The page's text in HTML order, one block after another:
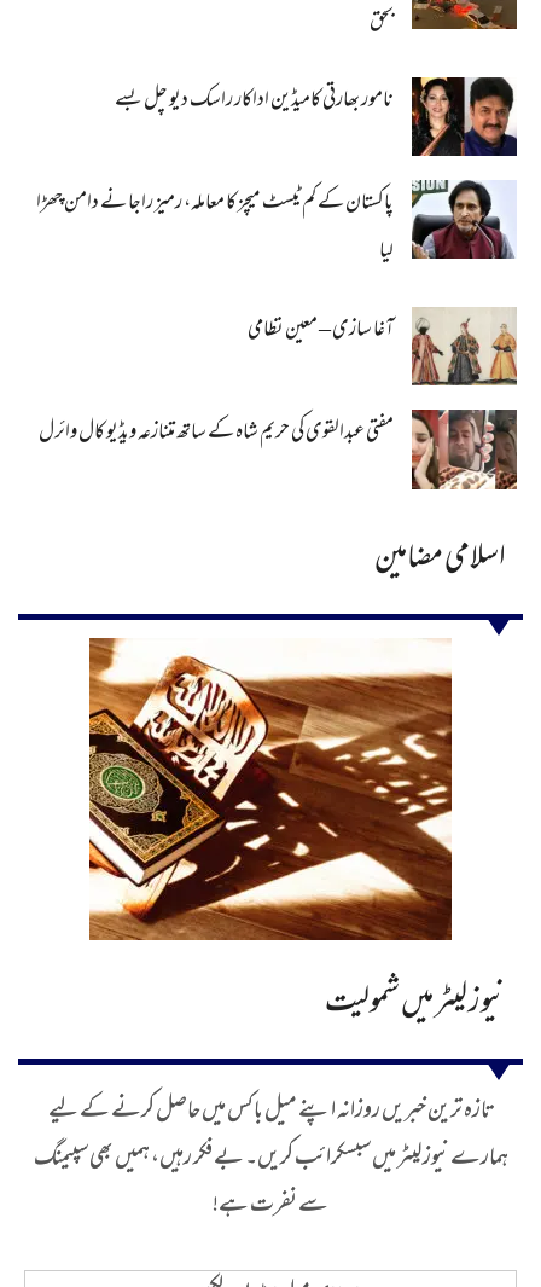
بحق
نامور بھارتی کامیڈین اداکار راسک دیو چل بسے
پاکستان کے کم ٹیسٹ میچز کا معاملہ، رمیز راجا نے دامن چھڑا
لیا
آغا سازی – معین نظامی
مفتی عبدالقوی کی حریم شاہ کے ساتھ متنازعہ ویڈیو کال وائرل
اسلامی مضامین
نیوز لیٹر میں شمولیت
تازہ ترین خبریں روزانہ اپنے میل باکس میں حاصل کرنے کے لیے
ہمارے نیوز لیٹر میں سبسکرائب کریں۔ بے فکر رہیں، ہمیں بھی سپیمنگ
سے نفرت ہے!